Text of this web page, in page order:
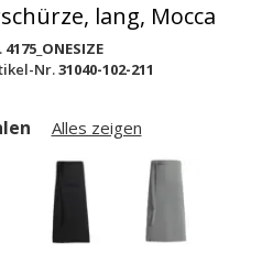
lang, Mocca
4175_ONESIZE
Nr.31040-102-211
Alles zeigen